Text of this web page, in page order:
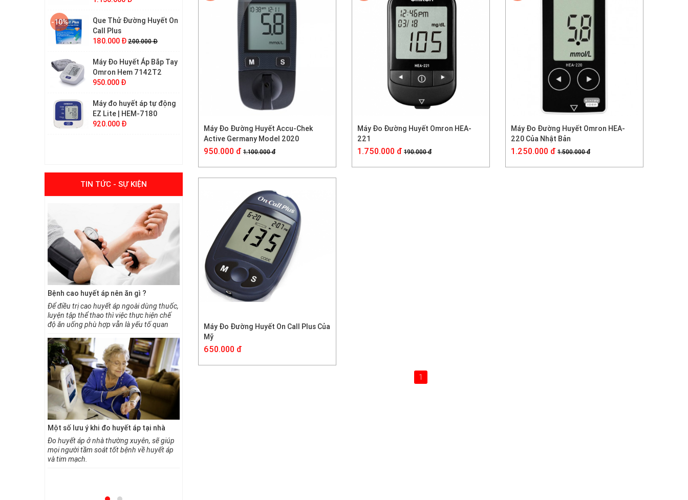
Call Plus
180.000 Đ
-10%
Omron Hem 7142T2
950.000 Đ
EZ Lite | HEM-7180
920.000 Đ
Máy Đo Huyết Áp Bắp Tay
Cao Cấp Omron HEM-
7280T Bluetooth
2.800.000 Đ
TIN TỨC - SỰ KIỆN
Bệnh cao huyết áp nên ăn gì ?
Để điều trị cao huyết áp ngoài dùng thuốc,
luyện tập thể thao thì việc thực hiện chế
độ ăn uống phù hợp vẫn là yếu tố quan
chóng. Tuân thủ việc ăn uống và kết hợp
uống thuốc đều đặn sẽ giúp bạn duy trì
được huyết áp ở mức bình thường, theo
các chuyên gia những người cao huyết áp
nên tăng cường bổ sung các loại thực
phẩm sau đây:
Một số lưu ý khi đo huyết áp tại nhà
Đo huyết áp ở nhà thường xuyên, sẽ giúp
mọi người tầm soát tốt bệnh về huyết áp
và tim mạch.
Bệnh nhân cao huyết áp nên kiêng ăn
đến quá trình điều trị bệnh cao huyết áp.
Do đó người bệnh cần phải cẩn trọng
một số kiêng kị trong chế độ ăn của người
Máy Đo Đường Huyết Accu-Chek
Active Germany Model 2020
950.000 đ 1.100.000 đ
Máy Đo Đường Huyết Omron HEA-
221
1.750.000 đ 190.000 đ
Máy Đo Đường Huyết Omron HEA-
220 Của Nhật Bản
1.250.000 đ 1.500.000 đ
Máy Đo Đường Huyết On Call Plus Của
Mỹ
650.000 đ
1